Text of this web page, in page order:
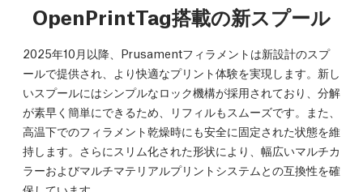
OpenPrintTag搭載の新スプール
2025年10月以降、Prusamentフィラメントは新設計のスプ
ールで提供され、より快適なプリント体験を実現します。新し
いスプールにはシンプルなロック機構が採用されており、分解
が素早く簡単にできるため、リフィルもスムーズです。また、
高温下でのフィラメント乾燥時にも安全に固定された状態を維
持します。さらにスリム化された形状により、幅広いマルチカ
ラーおよびマルチマテリアルプリントシステムとの互換性を確
保しています。